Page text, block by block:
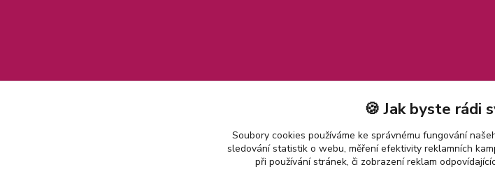
🍪 Jak byste rádi
Soubory cookies používáme ke správnému fungování
sledování statistik o webu, měření efektivity reklamních
při používání stránek, či zobrazení reklam